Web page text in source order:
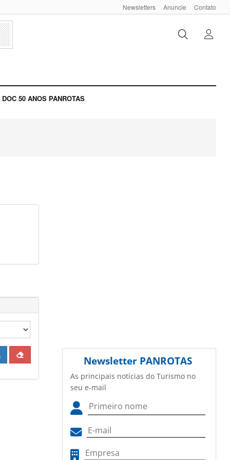
Newsletters Anuncie Contato
DOC 50 ANOS PANROTAS
Newsletter PANROTAS
As principais notícias do Turismo no
seu e-mail